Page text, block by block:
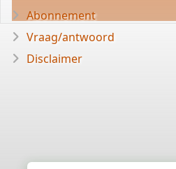
Abonnement
Vraag/antwoord
Disclaimer